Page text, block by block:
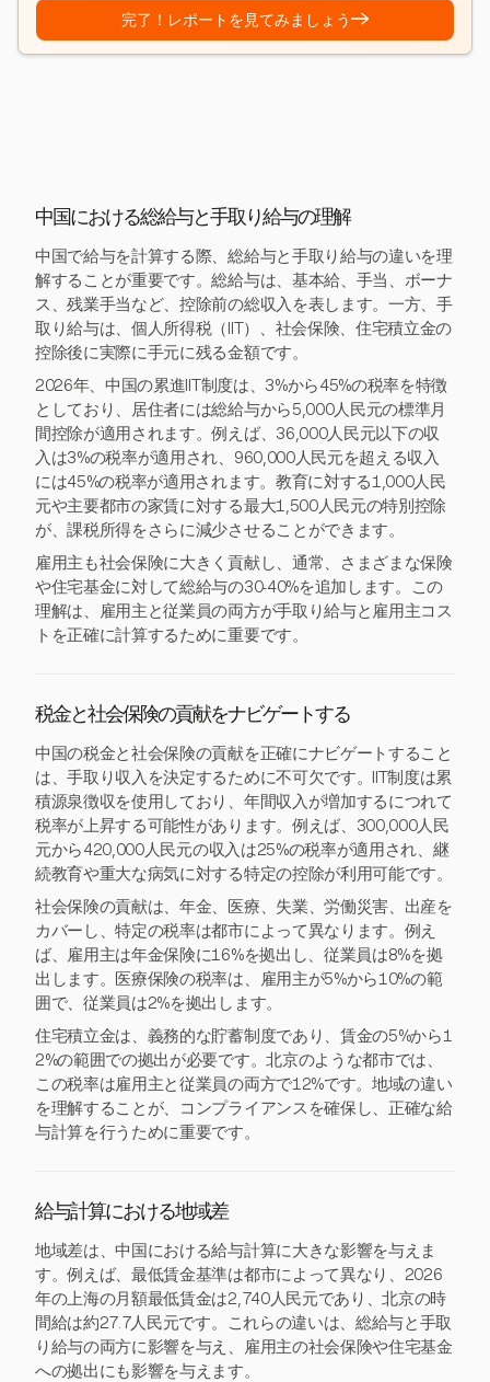
完了！レポートを見てみましょう→
中国における総給与と手取り給与の理解
中国で給与を計算する際、総給与と手取り給与の違いを理
解することが重要です。総給与は、基本給、手当、ボーナ
ス、残業手当など、控除前の総収入を表します。一方、手
取り給与は、個人所得税（IIT）、社会保険、住宅積立金の
控除後に実際に手元に残る金額です。
2026年、中国の累進IIT制度は、3%から45%の税率を特徴
としており、居住者には総給与から5,000人民元の標準月
間控除が適用されます。例えば、36,000人民元以下の収
入は3%の税率が適用され、960,000人民元を超える収入
には45%の税率が適用されます。教育に対する1,000人民
元や主要都市の家賃に対する最大1,500人民元の特別控除
が、課税所得をさらに減少させることができます。
雇用主も社会保険に大きく貢献し、通常、さまざまな保険
や住宅基金に対して総給与の30-40%を追加します。この
理解は、雇用主と従業員の両方が手取り給与と雇用主コス
トを正確に計算するために重要です。
税金と社会保険の貢献をナビゲートする
中国の税金と社会保険の貢献を正確にナビゲートすること
は、手取り収入を決定するために不可欠です。IIT制度は累
積源泉徴収を使用しており、年間収入が増加するにつれて
税率が上昇する可能性があります。例えば、300,000人民
元から420,000人民元の収入は25%の税率が適用され、継
続教育や重大な病気に対する特定の控除が利用可能です。
社会保険の貢献は、年金、医療、失業、労働災害、出産を
カバーし、特定の税率は都市によって異なります。例え
ば、雇用主は年金保険に16%を拠出し、従業員は8%を拠
出します。医療保険の税率は、雇用主が5%から10%の範
囲で、従業員は2%を拠出します。
住宅積立金は、義務的な貯蓄制度であり、賃金の5%から1
2%の範囲での拠出が必要です。北京のような都市では、
この税率は雇用主と従業員の両方で12%です。地域の違い
を理解することが、コンプライアンスを確保し、正確な給
与計算を行うために重要です。
給与計算における地域差
地域差は、中国における給与計算に大きな影響を与えま
す。例えば、最低賃金基準は都市によって異なり、2026
年の上海の月額最低賃金は2,740人民元であり、北京の時
間給は約27.7人民元です。これらの違いは、総給与と手取
り給与の両方に影響を与え、雇用主の社会保険や住宅基金
への拠出にも影響を与えます。